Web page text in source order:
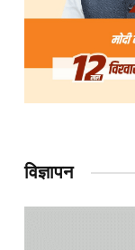
विज्ञापन